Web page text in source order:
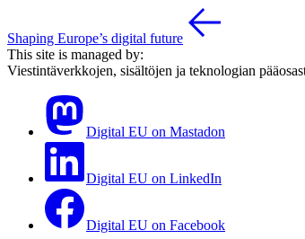
Shaping Europe’s digital future
This site is managed by:
Viestintäverkkojen, sisältöjen ja teknologian
Digital EU on Mastadon
Digital EU on LinkedIn
Digital EU on Facebook